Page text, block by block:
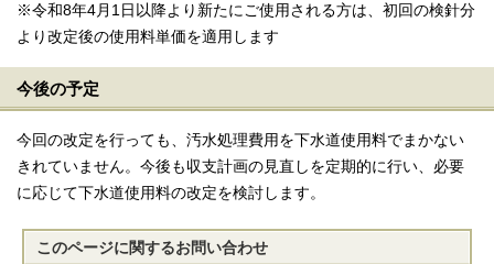
※令和8年4月1日以降より新たにご使用される方は、初回の検針分
より改定後の使用料単価を適用します
今後の予定
今回の改定を行っても、汚水処理費用を下水道使用料でまかない
きれていません。今後も収支計画の見直しを定期的に行い、必要
に応じて下水道使用料の改定を検討します。
このページに関するお問い合わせ